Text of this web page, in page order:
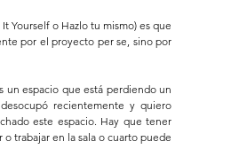
Yourself o Hazlo tu mismo) es que
por el proyecto per se, sino por
un espacio que está perdiendo un
recientemente y quiero
este espacio. Hay que tener
trabajar en la sala o cuarto puede